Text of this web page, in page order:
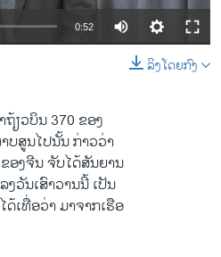
0:52
ລິງໂດຍກົງ
ຽ​ວບິນ 370 ຂອງ​
ບ​ສູນ​ໄປ​ນັ້ນ ກ່າວ​ວ່າ
ອງ​ຈີນ ຈັບ​ໄດ້ສັນຍານ
ວັນ​ເສົາ​ວານ​ນີ້ ເປັນ
ເທື່ອ​ວ່າ ​ມາ​ຈາກ​ເຮືອ